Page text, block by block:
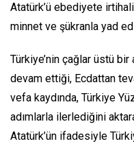
Atatürk’ü ebediyete
minnet ve şükranla yad
Türkiye’nin çağlar üstü bir
devam ettiği, Ecdattan
vefa kaydında, Türkiye
adımlarla ilerlediğini
Atatürk’ün ifadesiyle